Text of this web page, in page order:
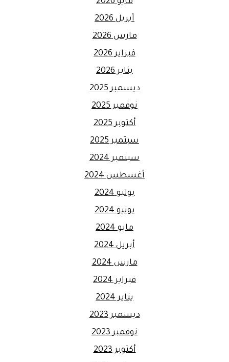
أبريل 2026
مارس 2026
فبراير 2026
يناير 2026
ديسمبر 2025
نوفمبر 2025
أكتوبر 2025
سبتمبر 2025
سبتمبر 2024
أغسطس 2024
يوليو 2024
يونيو 2024
مايو 2024
أبريل 2024
مارس 2024
فبراير 2024
يناير 2024
ديسمبر 2023
نوفمبر 2023
أكتوبر 2023